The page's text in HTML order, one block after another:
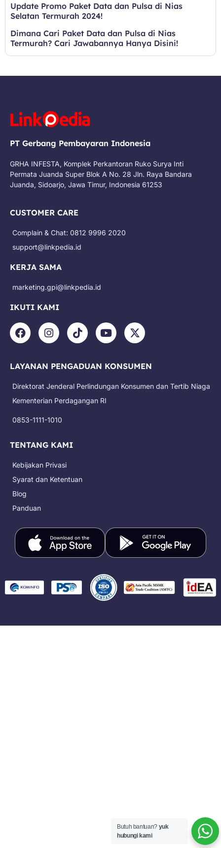
Update Promo Paket Data dan Pulsa di Nias
Selatan Termurah 2024!
Dimana Cari Paket Data dan Pulsa di Nias
Termurah? Cari Jawabannya Hanya Disini!
PT Gerbang Pembayaran Indonesia
GRHA INFESTA, Komplek Perkantoran Ruko Surya Inti
Permata Juanda Super Blok A No. 28 Jln. Raya Bandara
Juanda, Sidoarjo, Jawa Timur, Indonesia 61253
CUSTOMER CARE
Complain & Chat: 0812 9996 2020
support@linkpedia.id
KERJA SAMA
marketing.gpi@linkpedia.id
IKUTI KAMI
F
a
b
o
k
I
n
a
r
a
T
i
o
Y
o
u
e
X
-
i
t
LAYANAN PENGADUAN KONSUMEN
Direktorat Jenderal Perlindungan Konsumen dan Tertib Niaga
Kementerian Perdagangan RI
0853-1111-1010
TENTANG KAMI
Kebijakan Privasi
Syarat dan Ketentuan
Blog
Panduan
Butuh bantuan? yuk
hubungi kami